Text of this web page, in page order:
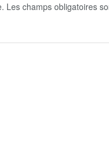
Les champs obligatoires